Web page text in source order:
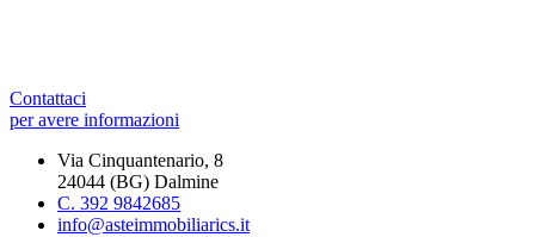
Contattaci
per avere informazioni
Via Cinquantenario, 8
24044 (BG) Dalmine
C. 392 9842685
info@asteimmobiliarics.it